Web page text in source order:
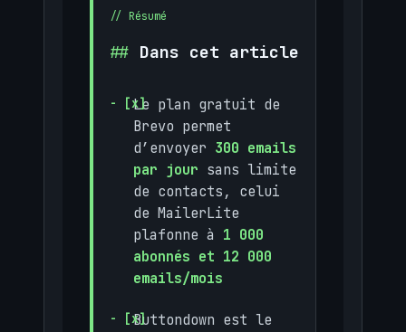
Dans cet article
Le plan gratuit de
Brevo permet
d’envoyer 300 emails
par jour sans limite
de contacts, celui
de MailerLite
plafonne à 1 000
abonnés et 12 000
emails/mois
Buttondown est le